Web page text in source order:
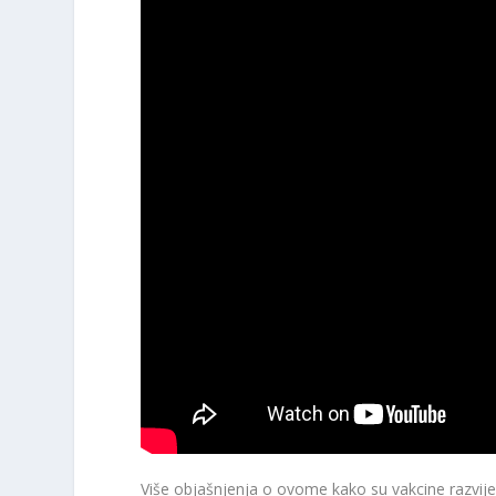
Više objašnjenja o ovome kako su vakcine